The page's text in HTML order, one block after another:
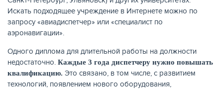
Искать подходящее учреждение в Интернете можно по
запросу «авиадиспетчер» или «специалист по
аэронавигации».
Одного диплома для длительной работы на должности
недостаточно. Каждые 3 года диспетчеру нужно повышать
квалификацию. Это связано, в том числе, с развитием
технологий, появлением нового оборудования,